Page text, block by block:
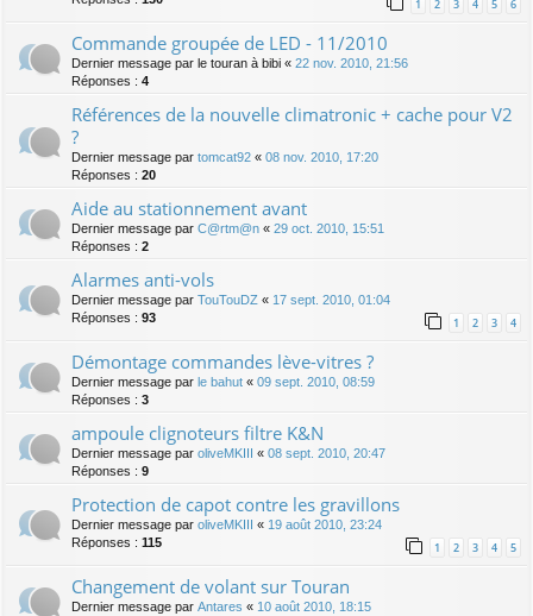
1 2 3 4 5 6
Commande groupée de LED - 11/2010
Dernier message par le touran à bibi « 22 nov. 2010, 21:56
Réponses : 4
Références de la nouvelle climatronic + cache pour V2
?
Dernier message par tomcat92 « 08 nov. 2010, 17:20
Réponses : 20
Aide au stationnement avant
Dernier message par C@rtm@n « 29 oct. 2010, 15:51
Réponses : 2
Alarmes anti-vols
Dernier message par TouTouDZ « 17 sept. 2010, 01:04
Réponses : 93 1 2 3 4
Démontage commandes lève-vitres ?
Dernier message par le bahut « 09 sept. 2010, 08:59
Réponses : 3
ampoule clignoteurs filtre K&N
Dernier message par oliveMKIII « 08 sept. 2010, 20:47
Réponses : 9
Protection de capot contre les gravillons
Dernier message par oliveMKIII « 19 août 2010, 23:24
Réponses : 115 1 2 3 4 5
Changement de volant sur Touran
Dernier message par Antares « 10 août 2010, 18:15